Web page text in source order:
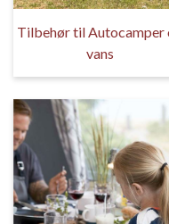
Tilbehør til Autocamper
vans